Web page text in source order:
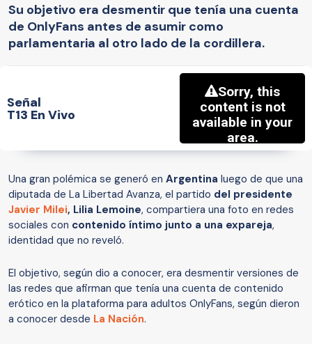
Su objetivo era desmentir que tenía una cuenta
de OnlyFans antes de asumir como
parlamentaria al otro lado de la cordillera.
Señal
T13 En Vivo
Una gran polémica se generó en Argentina luego de que una
diputada de La Libertad Avanza, el partido del presidente
Javier Milei, Lilia Lemoine, compartiera una foto en redes
sociales con contenido íntimo junto a una expareja,
identidad que no reveló.
El objetivo, según dio a conocer, era desmentir versiones de
las redes que afirman que tenía una cuenta de contenido
erótico en la plataforma para adultos OnlyFans, según dieron
a conocer desde La Nación.